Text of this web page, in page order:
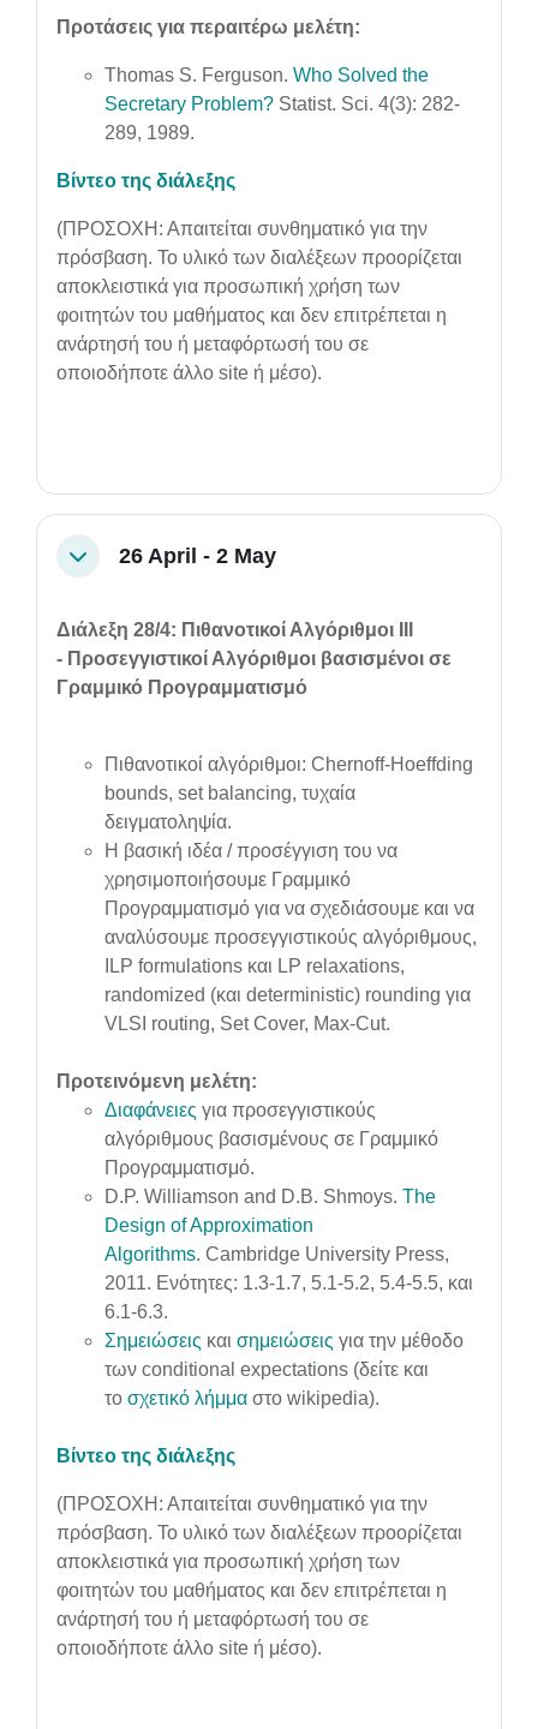
Προτάσεις για περαιτέρω μελέτη:
Thomas S. Ferguson. Who Solved the
Secretary Problem? Statist. Sci. 4(3): 282-
289, 1989.
Βίντεο της διάλεξης
(ΠΡΟΣΟΧΗ: Απαιτείται συνθηματικό για την
πρόσβαση. Το υλικό των διαλέξεων προορίζεται
αποκλειστικά για προσωπική χρήση των
φοιτητών του μαθήματος και δεν επιτρέπεται η
ανάρτησή του ή μεταφόρτωσή του σε
οποιοδήποτε άλλο site ή μέσο).
Collapse26 April - 2 May
Διάλεξη 28/4: Πιθανοτικοί Αλγόριθμοι ΙII
- Προσεγγιστικοί Αλγόριθμοι βασισμένοι σε
Γραμμικό Προγραμματισμό
Πιθανοτικοί αλγόριθμοι: Chernoff-Hoeffding
bounds, set balancing, τυχαία
δειγματοληψία.
Η βασική ιδέα / προσέγγιση του να
χρησιμοποιήσουμε Γραμμικό
Προγραμματισμό για να σχεδιάσουμε και να
αναλύσουμε προσεγγιστικούς αλγόριθμους,
ILP formulations και LP relaxations,
randomized (και deterministic) rounding για
VLSI routing, Set Cover, Max-Cut.
Προτεινόμενη μελέτη:
Διαφάνειες για προσεγγιστικούς
αλγόριθμους βασισμένους σε Γραμμικό
Προγραμματισμό.
D.P. Williamson and D.B. Shmoys. The
Design of Approximation
Algorithms. Cambridge University Press,
2011. Ενότητες: 1.3-1.7, 5.1-5.2, 5.4-5.5, και
6.1-6.3.
Σημειώσεις και σημειώσεις για την μέθοδο
των conditional expectations (δείτε και
το σχετικό λήμμα στο wikipedia).
Βίντεο της διάλεξης
(ΠΡΟΣΟΧΗ: Απαιτείται συνθηματικό για την
πρόσβαση. Το υλικό των διαλέξεων προορίζεται
αποκλειστικά για προσωπική χρήση των
φοιτητών του μαθήματος και δεν επιτρέπεται η
ανάρτησή του ή μεταφόρτωσή του σε
οποιοδήποτε άλλο site ή μέσο).